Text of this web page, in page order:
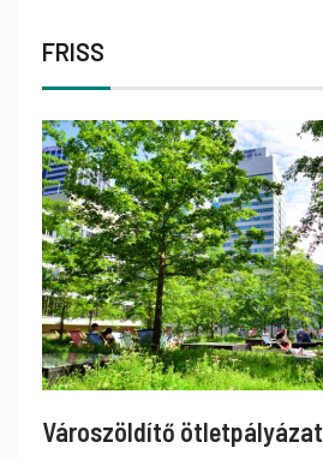
FRISS
Városzöldítő ötletpályázat